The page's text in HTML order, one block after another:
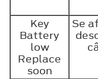
Key
Battery
low
Replace
soon
Se